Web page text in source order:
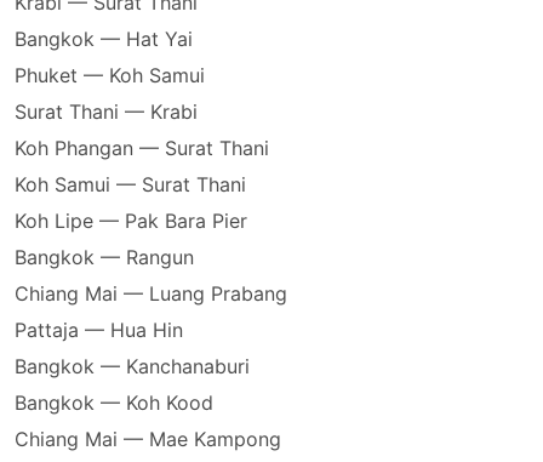
Bangkok — Hat Yai
Phuket — Koh Samui
Surat Thani — Krabi
Koh Phangan — Surat Thani
Koh Samui — Surat Thani
Koh Lipe — Pak Bara Pier
Bangkok — Rangun
Chiang Mai — Luang Prabang
Pattaja — Hua Hin
Bangkok — Kanchanaburi
Bangkok — Koh Kood
Chiang Mai — Mae Kampong